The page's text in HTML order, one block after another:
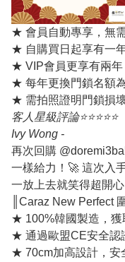
★ 會員自動專享，無
★ 自購買日起享有一
★ VIP會員更享有兩年
★ 每年更換門鎖名額
★ 需拍照證明門鎖損
客人星級評論⭐️⭐️⭐️⭐️⭐️
Ivy Wong -
再次回購
一樣給力！🚀 這次入
一放上去就笑得超開
║Caraz New Perfect
★ 100%韓國製造，獲
★ 通過歐盟CE安全認
★ 70cm加高設計，安